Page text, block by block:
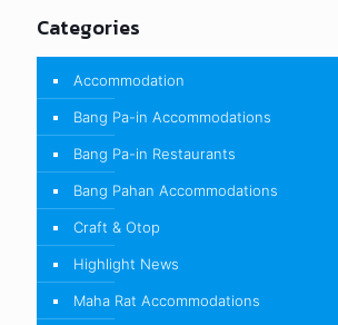
Categories
Accommodation
Bang Pa-in Accommodations
Bang Pa-in Restaurants
Bang Pahan Accommodations
Craft & Otop
Highlight News
Maha Rat Accommodations